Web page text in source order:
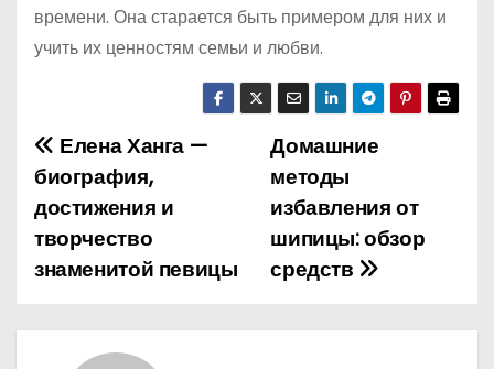
времени. Она старается быть примером для них и
учить их ценностям семьи и любви.
Н
а
в
г
Домашние
методы
избавления от
шипицы: обзор
средств
Елена Ханга —
биография,
достижения и
творчество
знаменитой певицы